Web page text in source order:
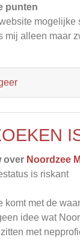
punten
mogelijke
mij alleen maar
over Noordzee
is riskant
komt met de
idee wat
met